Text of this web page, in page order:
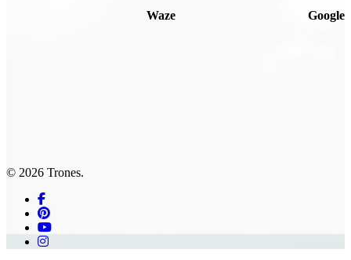
Waze Google
© 2026 Trones.
facebook
pinterest
youtube
instagram